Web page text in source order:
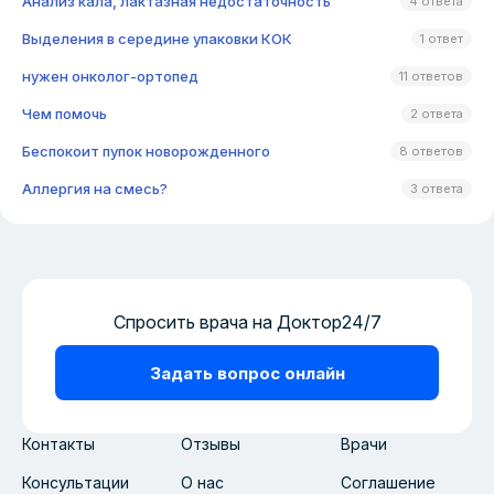
Выделения в середине упаковки КОК 1 ответ
нужен онколог-ортопед 11 ответов
Чем помочь 2 ответа
Беспокоит пупок новорожденного 8 ответов
Аллергия на смесь? 3 ответа
Контакты Отзывы Врачи
Консультации О нас Соглашение
Спросить врача на Доктор24/7
Задать вопрос онлайн